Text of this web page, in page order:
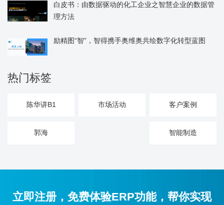
白皮书：由数据驱动的化工企业之智慧企业的数据管
理方法
励精图“智”，智得携手奥维奥共绘数字化转型蓝图
热门标签
陈华讲B1 市场活动 客户案例
郭海 智能制造
立即注册，免费体验ERP功能，帮你实现